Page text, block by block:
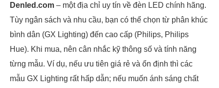
Denled.com – một địa chỉ uy tín về đèn LED chính hãng.
Tùy ngân sách và nhu cầu, bạn có thể chọn từ phân khúc
bình dân (GX Lighting) đến cao cấp (Philips, Philips
Hue). Khi mua, nên cân nhắc kỹ thông số và tính năng
từng mẫu. Ví dụ, nếu ưu tiên giá rẻ và ổn định thì các
mẫu GX Lighting rất hấp dẫn; nếu muốn ánh sáng chất